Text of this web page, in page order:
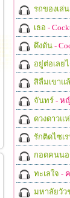
รถของเล่น
เธอ -
ดึงดัน-
อยู่ต่อเลย
สิลืมเขาแ
จันทร์- ห
ดวงดาวแ
รักติดไซเ
กอดคนนอ
ทะเลใจ -
มหาลัยวัว